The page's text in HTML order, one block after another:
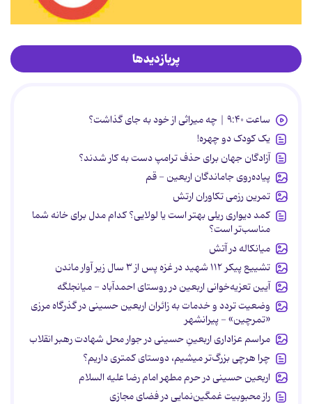
پربازدیدها
ساعت ۹:۴۰ | چه میراثی از خود به جای گذاشت؟
یک کودک دو چهره!
آزادگان جهان برای حذف ترامپ دست به کار شدند؟
پیاده‌روی جاماندگان اربعین - قم
تمرین رزمی تکاوران ارتش
کمد دیواری ریلی بهتر است یا لولایی؟ کدام مدل برای خانه شما
مناسب‌تر است؟
میانکاله در آتش
تشییع پیکر ۱۱۲ شهید در غزه پس از ۳ سال زیر آوار ماندن
آیین تعزیه‌خوانی اربعین در روستای احمدآباد - میانجلگه
وضعیت تردد و خدمات به زائران اربعین حسینی در گذرگاه مرزی
«تمرچین» - پیرانشهر
مراسم عزاداری اربعینِ حسینی در جوار محل شهادت رهبر انقلاب
چرا هرچی بزرگ‌تر میشیم، دوستای کمتری داریم؟
اربعین حسینی در حرم مطهر امام رضا علیه السلام
راز محبوبیت غمگین‌نمایی در فضای مجازی